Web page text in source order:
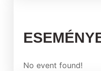
No event found!